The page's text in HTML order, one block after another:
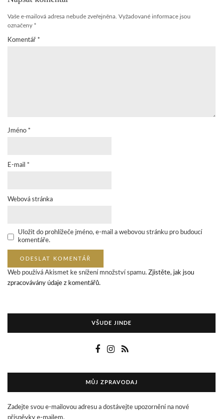
Vaše e-mailová adresa nebude zveřejněna. Vyžadované informace jsou
označeny *
Komentář *
Jméno *
E-mail *
Webová stránka
Uložit do prohlížeče jméno, e-mail a webovou stránku pro budoucí
komentáře.
Web používá Akismet ke snížení množství spamu. Zjistěte, jak jsou
zpracovávány údaje z komentářů.
VŠUDE JINDE
MŮJ ZPRAVODAJ
Zadejte svou e-mailovou adresu a dostávejte upozornění na nové